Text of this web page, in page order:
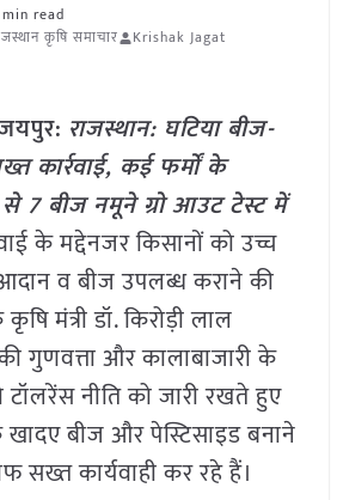
read
कृषि समाचार Krishak Jagat
राजस्थान: घटिया बीज-
कार्रवाई, कई फर्मों के
7 बीज नमूने ग्रो आउट टेस्ट में
के मद्देनजर किसानों को उच्च
व बीज उपलब्ध कराने की
मंत्री डॉ. किरोड़ी लाल
गुणवत्ता और कालाबाजारी के
नीति को जारी रखते हुए
बीज और पेस्टिसाइड बनाने
सख्त कार्यवाही कर रहे हैं।